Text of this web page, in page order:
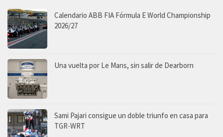
Calendario ABB FIA Fórmula E World Championship
2026/27
Una vuelta por Le Mans, sin salir de Dearborn
Sami Pajari consigue un doble triunfo en casa para
TGR-WRT